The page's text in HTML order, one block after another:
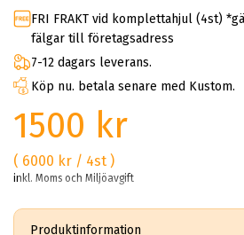
FRI FRAKT vid komplettahjul (4st)
fälgar till företagsadress
7-12 dagars leverans.
Köp nu. betala senare med Kustom.
1500 kr
( 6000 kr / 4st )
inkl. Moms och Miljöavgift
Produktinformation